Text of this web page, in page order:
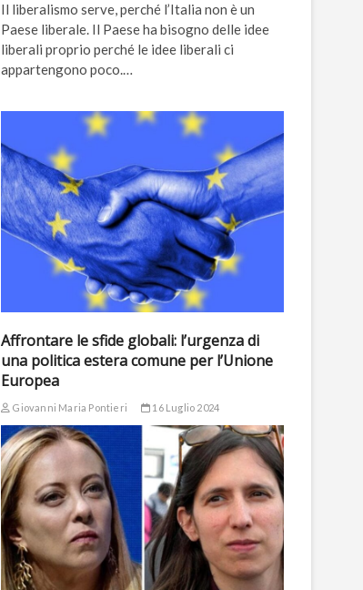
Il liberalismo serve, perché l’Italia non è un
Paese liberale. Il Paese ha bisogno delle idee
liberali proprio perché le idee liberali ci
appartengono poco.…
Affrontare le sfide globali: l’urgenza di
una politica estera comune per l’Unione
Europea
Giovanni Maria Pontieri 16 Luglio 2024